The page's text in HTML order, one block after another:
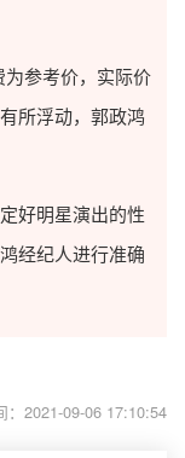
参考价，实际价
所浮动，郭政鸿
好明星演出的性
经纪人进行准确
：2021-09-06 17:10:54